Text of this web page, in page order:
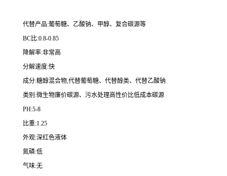
代替产品:葡萄糖、乙酸钠、甲醇、复合碳源等
BC比:0.8-0.85
降解率:非常高
分解速度:快
成分:糖醇混合物,代替葡萄糖、代替醇类、代替乙酸钠
类别:微生物廉价碳源、污水处理高性价比低成本碳源
PH:5-8
比重:1.25
外观:深红色液体
氮磷:低
气味:无